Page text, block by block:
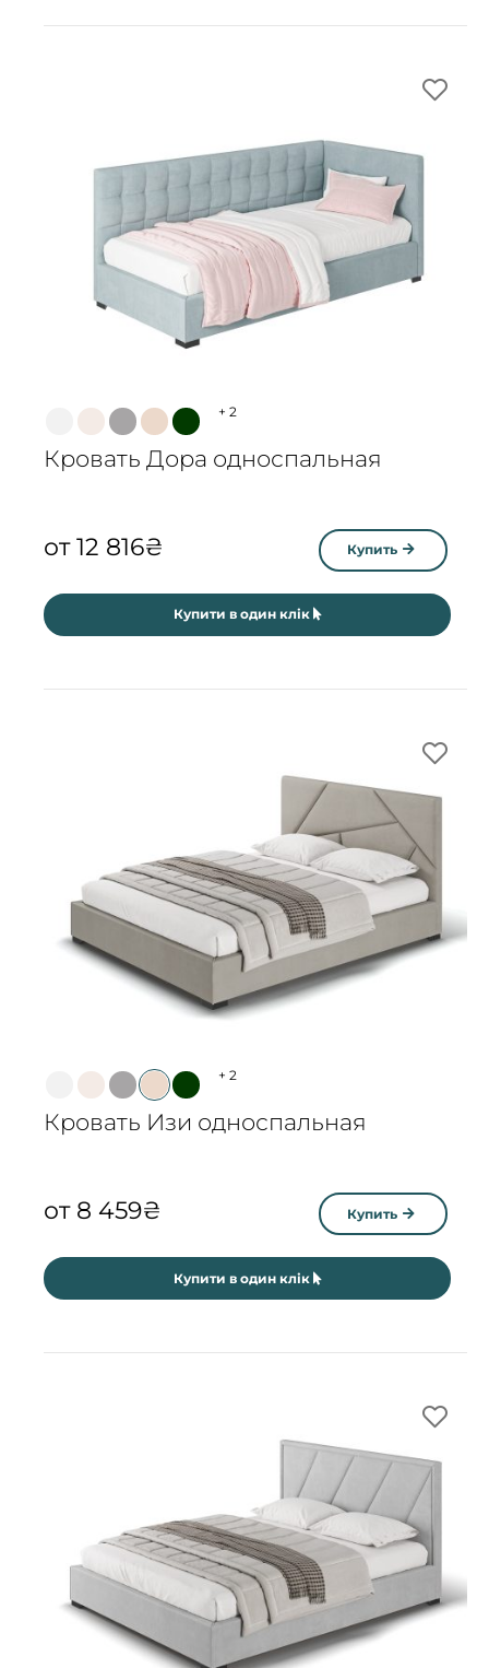
+ 2
Кровать Дора односпальная
от12 816₴ Купить
Купити в один клік
+ 2
Кровать Изи односпальная
от 8 459₴ Купить
Купити в один клік